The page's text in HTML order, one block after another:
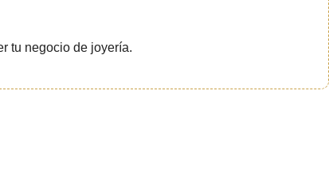
tu negocio de joyería.